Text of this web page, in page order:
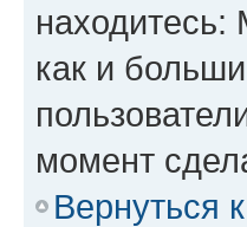
находитесь:
как и
момент
Вернуться